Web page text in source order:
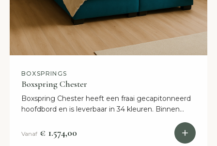
BOXSPRINGS
Boxspring Chester
Boxspring Chester heeft een fraai gecapitonneerd
hoofdbord en is leverbaar in 34 kleuren. Binnen
slaapkamer!
Vanaf € 1.574,00